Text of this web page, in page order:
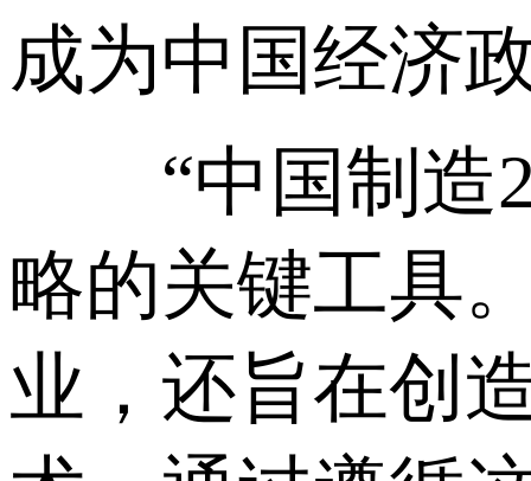
成为中国经济
“中国制造
略的关键工具
业，还旨在创